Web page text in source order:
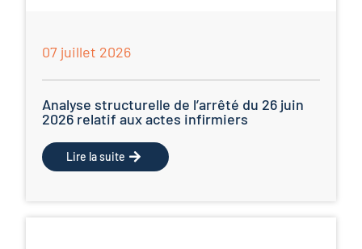
07 juillet 2026
Analyse structurelle de l’arrêté du 26 juin
2026 relatif aux actes infirmiers
Lire la suite